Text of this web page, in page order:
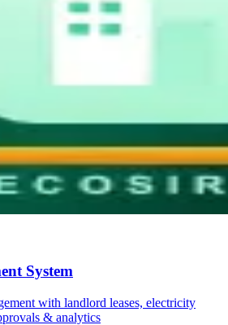
System
with landlord leases, electricity
& analytics